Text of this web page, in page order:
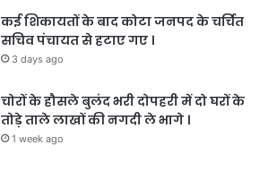
कई शिकायतों के बाद कोटा जनपद के चर्चित
सचिव पंचायत से हटाए गए ।
3 days ago
चोरों के हौसले बुलंद भरी दोपहरी में दो घरों के
तोड़े ताले लाखों की नगदी ले भागे ।
1 week ago